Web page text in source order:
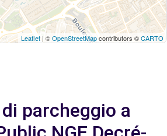
Leaflet | ©OpenStreetMapcontributors ©CARTO
parcheggio a